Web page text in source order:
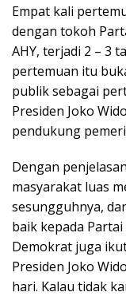
Empat kali
dengan tokoh
AHY, terjadi 2 – 3
pertemuan itu
publik sebagai
Presiden Joko
pendukung
Dengan
masyarakat luas
sesungguhnya,
baik kepada
Demokrat juga
Presiden Joko
hari. Kalau tidak